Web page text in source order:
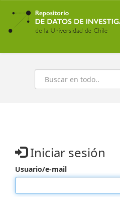
Ir
contenido
principal
Buscar
Iniciar sesión
Usuario/e-mail